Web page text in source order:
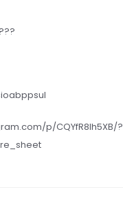
p/CQYfR8lh5XB/?